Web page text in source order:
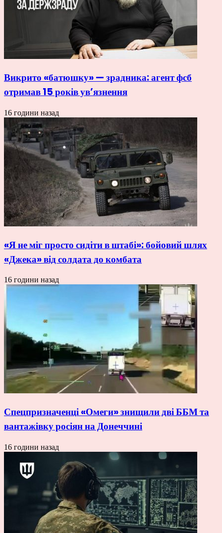
Викрито «батюшку» — зрадника: агент фсб
отримав 15 років ув’язнення
16 години назад
«Я не міг просто сидіти в штабі»: бойовий шлях
«Джека» від солдата до комбата
16 години назад
Спецпризначенці «Омеги» знищили дві ББМ та
вантажівку росіян на Донеччині
16 години назад